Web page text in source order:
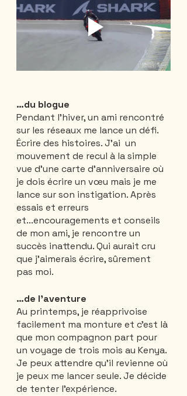
…du blogue
Pendant l'hiver, un ami rencontré
sur les réseaux me lance un défi.
Écrire des histoires. J'ai  un
mouvement de recul à la simple
vue d'une carte d'anniversaire où
je dois écrire un vœu mais je me
lance sur son instigation. Après
essais et erreurs
et...encouragements et conseils
de mon ami, je rencontre un
succès inattendu. Qui aurait cru
que j'aimerais écrire, sûrement
pas moi.
…de l’aventure
Au printemps, je réapprivoise
facilement ma monture et c'est là
que mon compagnon part pour
un voyage de trois mois au Kenya.
Je peux attendre qu'il revienne où
je peux me lancer seule. Je décide
de tenter l'expérience.